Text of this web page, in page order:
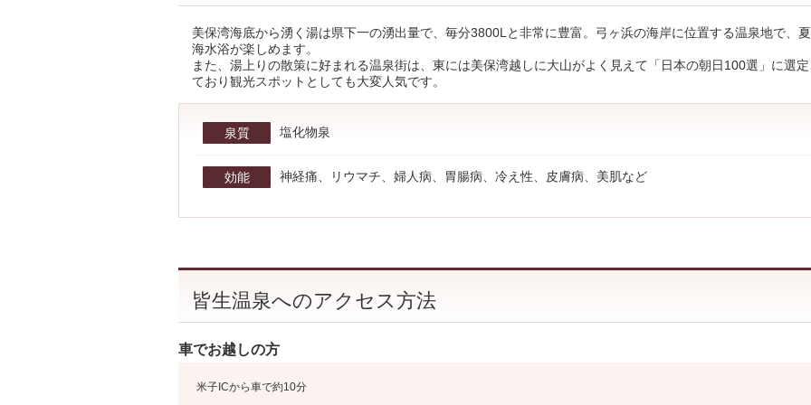
美保湾海底から湧く湯は県下一の湧出量で、毎分3800Lと非常に豊富。弓ヶ浜の海岸に位置する温泉地で、
海水浴が楽しめます。
また、湯上りの散策に好まれる温泉街は、東には美保湾越しに大山がよく見えて「日本の朝日100選」に選
ており観光スポットとしても大変人気です。
泉質 塩化物泉
効能 神経痛、リウマチ、婦人病、胃腸病、冷え性、皮膚病、美肌など
皆生温泉へのアクセス方法
車でお越しの方
米子ICから車で約10分